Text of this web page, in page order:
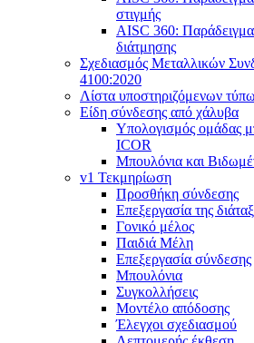
στιγμής
AISC 360:
διάτμησης
Σχεδιασμός Μεταλλικών
4100:2020
Λίστα υποστηριζόμενων
Είδη σύνδεσης από χάλυβα
Υπολογισμός ομάδας
ICOR
Μπουλόνια και
v1 Τεκμηρίωση
Προσθήκη σύνδεσης
Επεξεργασία της
Γονικό μέλος
Παιδιά Μέλη
Επεξεργασία σύνδεσης
Μπουλόνια
Συγκολλήσεις
Μοντέλο απόδοσης
Έλεγχοι σχεδιασμού